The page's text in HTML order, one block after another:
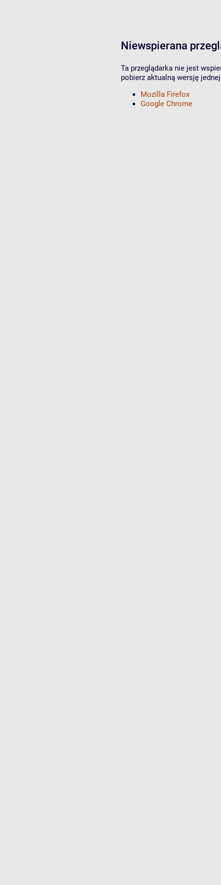
Niewspierana
Ta przeglądarka nie jest
pobierz aktualną wersję
Mozilla Firefox
Google Chrome